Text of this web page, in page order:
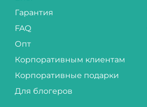
Гарантия
FAQ
Опт
Корпоративным клиентам
Корпоративные подарки
Для блогеров